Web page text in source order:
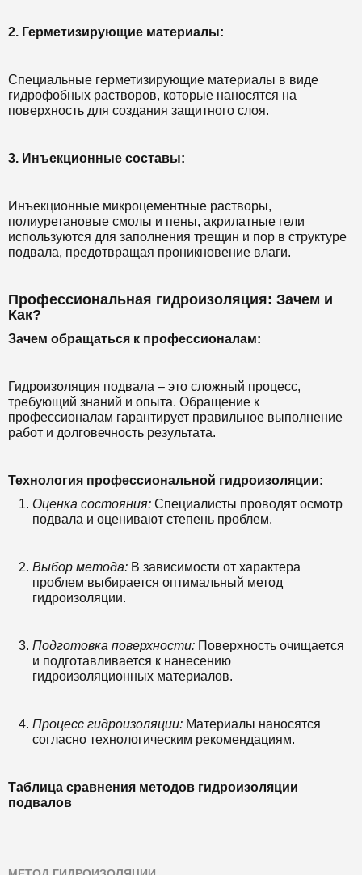
2. Герметизирующие материалы:
Специальные герметизирующие материалы в виде
гидрофобных растворов, которые наносятся на
поверхность для создания защитного слоя.
3. Инъекционные составы:
Инъекционные микроцементные растворы,
полиуретановые смолы и пены, акрилатные гели
используются для заполнения трещин и пор в структуре
подвала, предотвращая проникновение влаги.
Профессиональная гидроизоляция: Зачем и
Как?
Зачем обращаться к профессионалам:
Гидроизоляция подвала – это сложный процесс,
требующий знаний и опыта. Обращение к
профессионалам гарантирует правильное выполнение
работ и долговечность результата.
Технология профессиональной гидроизоляции:
Оценка состояния: Специалисты проводят осмотр
подвала и оценивают степень проблем.
Выбор метода: В зависимости от характера
проблем выбирается оптимальный метод
гидроизоляции.
Подготовка поверхности: Поверхность очищается
и подготавливается к нанесению
гидроизоляционных материалов.
Процесс гидроизоляции: Материалы наносятся
согласно технологическим рекомендациям.
Таблица сравнения методов гидроизоляции
подвалов